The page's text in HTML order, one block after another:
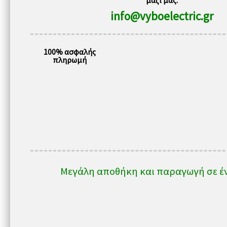
ποσότητα
info@vyboelectric.gr
100% ασφαλής
πληρωμή
Μεγάλη αποθήκη και παραγωγή σε